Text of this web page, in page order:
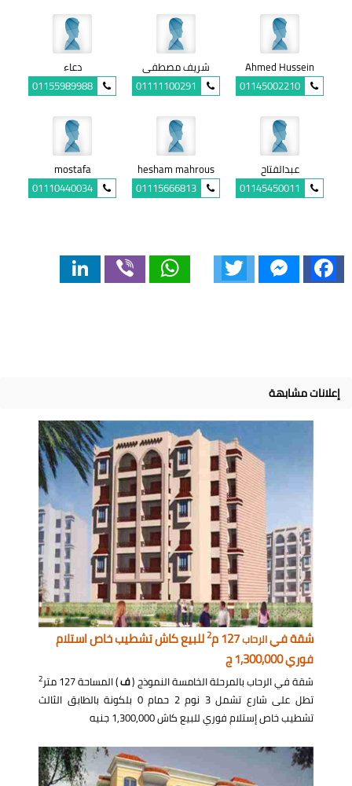
Ahmed Hussein
01145002210
شريف مصطفى
01111100291
دعاء
01155989988
عبدالفتاح
01145450011
hesham mahrous
01115666813
mostafa
01110440034
Facebook
Messenger
Twitter
WhatsApp
Viber
LinkedIn
إعلانات مشابهة
شقة فيالرحاب 2للبيع كاش تشطيب خاص استلام
فوري 1,300,000 ج
شقة في الرحاب بالمرحلة الخامسة النموذج (ف) المساحة 127 متر 2
تطل على شارع تشمل 3 نوم 2 حمام 0 بلكونة بالطابق الثالث
تشطيب خاص إستلام فوري للبيع كاش 1,300,000 جنيه